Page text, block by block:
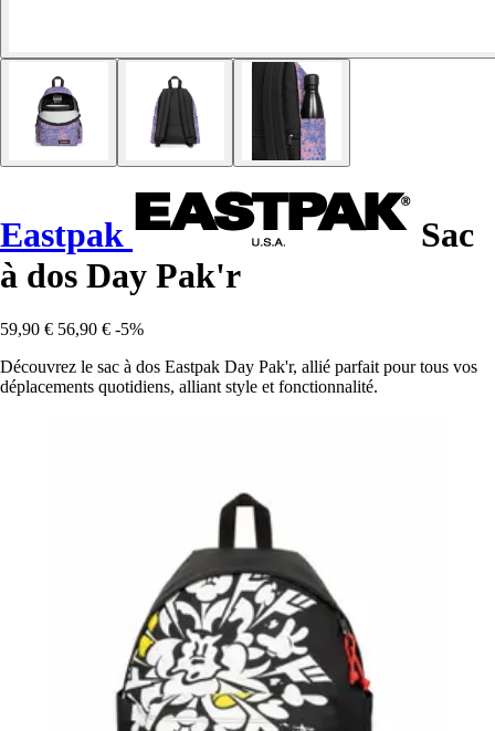
Eastpak
Sac
à dos Day Pak'r
59,90 € 56,90 € -5%
Découvrez le sac à dos Eastpak Day Pak'r, allié parfait pour tous vos
déplacements quotidiens, alliant style et fonctionnalité.